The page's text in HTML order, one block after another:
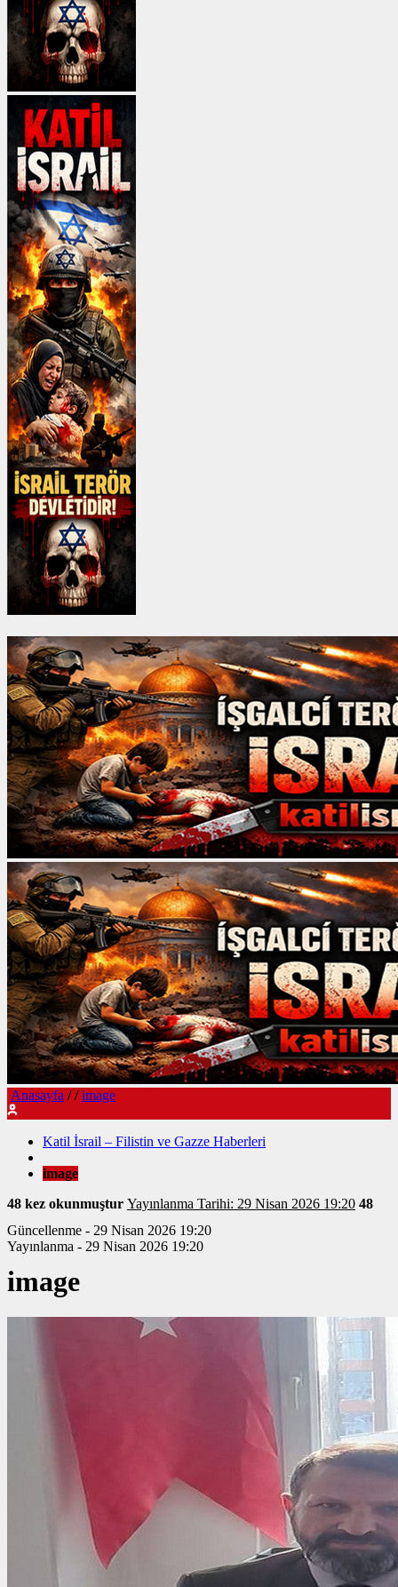
Anasayfa / / image
Katil İsrail – Filistin ve Gazze Haberleri
image
48 kez okunmuştur
Yayınlanma Tarihi: 29 Nisan 2026 19:20 48
Güncellenme - 29 Nisan 2026 19:20
Yayınlanma - 29 Nisan 2026 19:20
image